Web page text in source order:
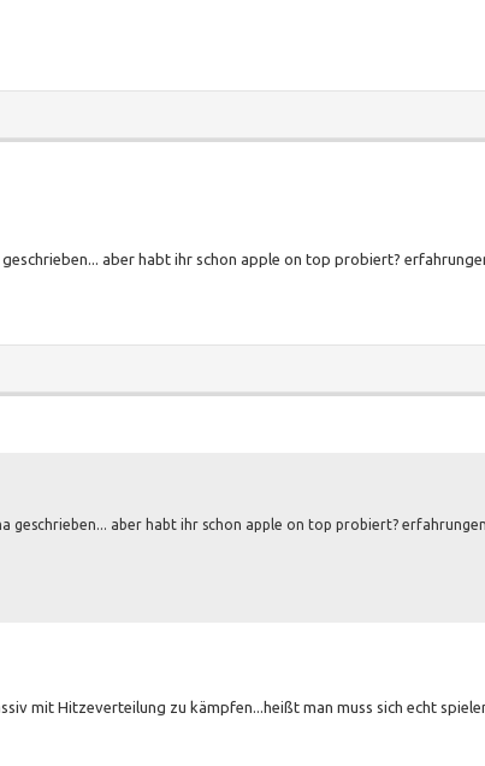
aber habt ihr schon apple on top probiert?
geschrieben... aber habt ihr schon apple on top probiert?
mit Hitzeverteilung zu kämpfen...heißt man muss sich echt